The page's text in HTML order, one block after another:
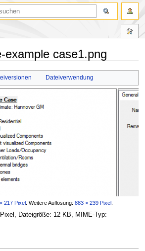
example case1.png
Dateiverwendung
217 Pixel. Weitere Auflösung: 883 × 239 Pixel.
Dateigröße: 12 KB, MIME-Typ: